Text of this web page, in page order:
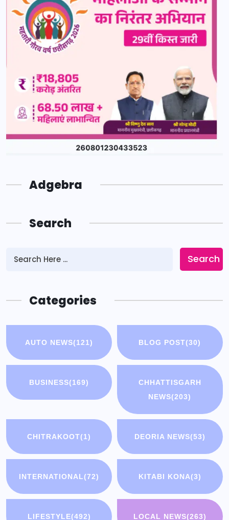
Adgebra
Search
Search
Categories
AUTO NEWS(121) BLOG POST(30)
BUSINESS(169)
CHHATTISGARH
NEWS(203)
CHITRAKOOT(1) DEORIA NEWS(53)
INTERNATIONAL(72) KITABI KONA(3)
LIFESTYLE(492) LOCAL NEWS(263)